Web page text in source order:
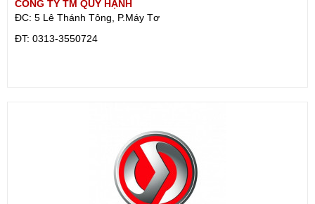
CÔNG TY TM QUÝ HẠNH
ĐC: 5 Lê Thánh Tông, P.Máy Tơ
ÐT: 0313-3550724